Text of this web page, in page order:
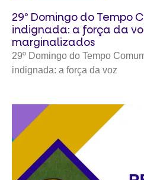
29º Domingo do Tempo
indignada: a força da
marginalizados
29º Domingo do Tempo
indignada: a força da voz